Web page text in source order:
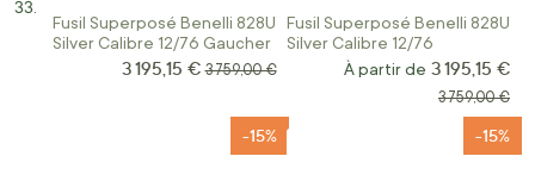
Fusil Superposé Benelli 828U
Silver Calibre 12/76 Gaucher
Prix Spécial
3 195,15 € Prix normal
3 759,00 €
Fusil Superposé Benelli 828U
Silver Calibre 12/76
À partir de 3 195,15 €
Prix normal
3 759,00 €
-15% -15%